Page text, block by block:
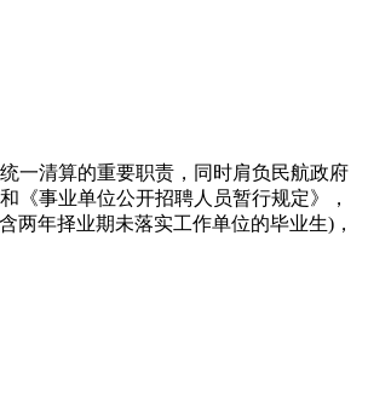
一清算的重要职责，同时肩负民航政府
《事业单位公开招聘人员暂行规定》，
两年择业期未落实工作单位的毕业生)，